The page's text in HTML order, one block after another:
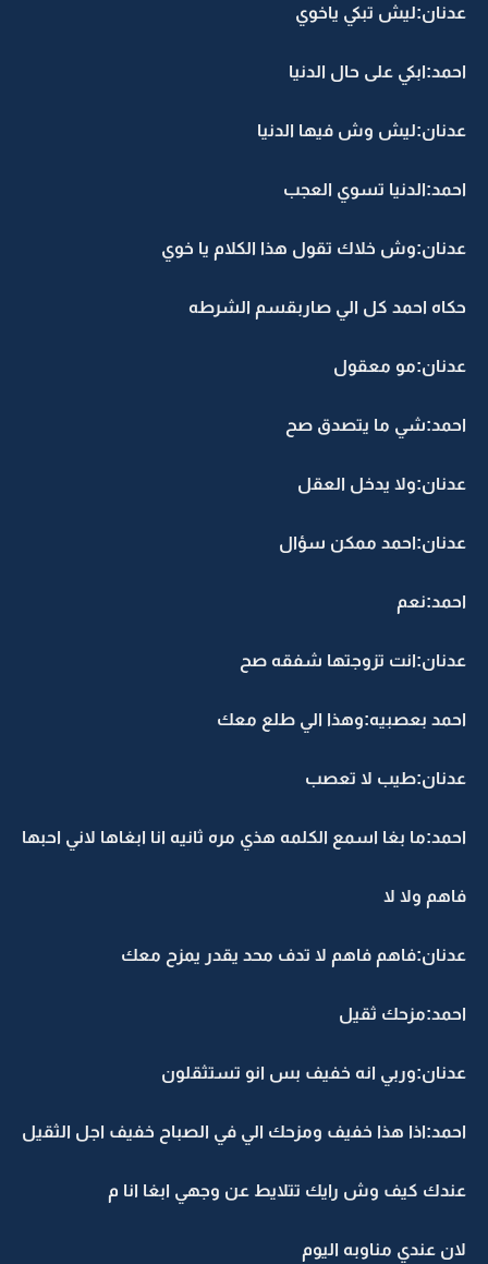
عدنان:ليش تبكي ياخوي
احمد:ابكي على حال الدنيا
عدنان:ليش وش فيها الدنيا
احمد:الدنيا تسوي العجب
عدنان:وش خلاك تقول هذا الكلام يا خوي
حكاه احمد كل الي صاربقسم الشرطه
عدنان:مو معقول
احمد:شي ما يتصدق صح
عدنان:ولا يدخل العقل
عدنان:احمد ممكن سؤال
احمد:نعم
عدنان:انت تزوجتها شفقه صح
احمد بعصبيه:وهذا الي طلع معك
عدنان:طيب لا تعصب
احمد:ما بغا اسمع الكلمه هذي مره ثانيه انا ابغاها لاني احبها
فاهم ولا لا
عدنان:فاهم فاهم لا تدف محد يقدر يمزح معك
احمد:مزحك ثقيل
عدنان:وربي انه خفيف بس انو تستثقلون
احمد:اذا هذا خفيف ومزحك الي في الصباح خفيف اجل الثقيل
عندك كيف وش رايك تتلايط عن وجهي ابغا انا م
لان عندي مناوبه اليوم